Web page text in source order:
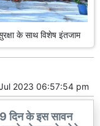
के साथ विशेष इंतजाम
2023 06:57:54 pm
के इस सावन